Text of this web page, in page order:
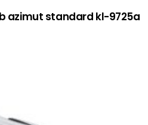
azimut standard kl-9725a